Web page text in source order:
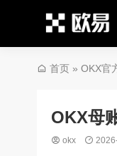
首页 » OKX官
OKX母
okx